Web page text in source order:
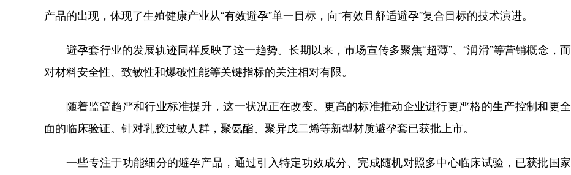
产品的出现，体现了生殖健康产业从“有效避孕”单一目标，向“有效且舒适避孕”复合目标的技术演进。
避孕套行业的发展轨迹同样反映了这一趋势。长期以来，市场宣传多聚焦“超薄”、“润滑”等营销概念，而
对材料安全性、致敏性和爆破性能等关键指标的关注相对有限。
随着监管趋严和行业标准提升，这一状况正在改变。更高的标准推动企业进行更严格的生产控制和更全
面的临床验证。针对乳胶过敏人群，聚氨酯、聚异戊二烯等新型材质避孕套已获批上市。
一些专注于功能细分的避孕产品，通过引入特定功效成分、完成随机对照多中心临床试验，已获批国家